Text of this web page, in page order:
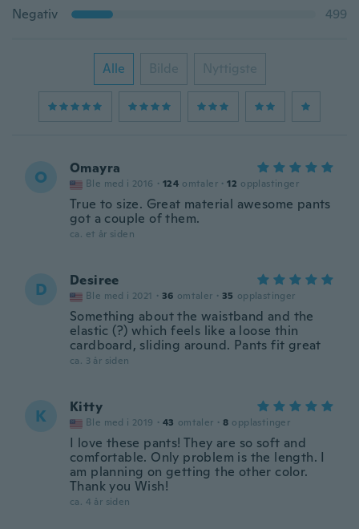
Negativ
499
Alle Bilde Nyttigste
O Omayra
Ble med i 2016 · 124 omtaler · 12 opplastinger
True to size. Great material awesome pants
got a couple of them.
ca. et år siden
D Desiree
Ble med i 2021 · 36 omtaler · 35 opplastinger
Something about the waistband and the
elastic (?) which feels like a loose thin
cardboard, sliding around. Pants fit great
ca. 3 år siden
K Kitty
Ble med i 2019 · 43 omtaler · 8 opplastinger
I love these pants! They are so soft and
comfortable. Only problem is the length. I
am planning on getting the other color.
Thank you Wish!
ca. 4 år siden